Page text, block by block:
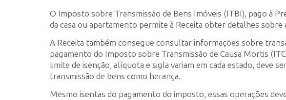
O Imposto sobre Transmissão de Bens Imóveis (ITBI), pago à
da casa ou apartamento permite à Receita obter detalhes sobre
A Receita também consegue consultar informações sobre
pagamento do Imposto sobre Transmissão de Causa Mortis
limite de isenção, alíquota e sigla variam em cada estado, deve
transmissão de bens como herança.
Mesmo isentas do pagamento do imposto, essas operações